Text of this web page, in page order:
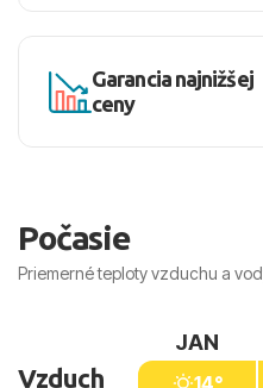
Garancia najnižšej
ceny
Počasie
Priemerné teploty vzduchu a
Vzduch
JAN
14°